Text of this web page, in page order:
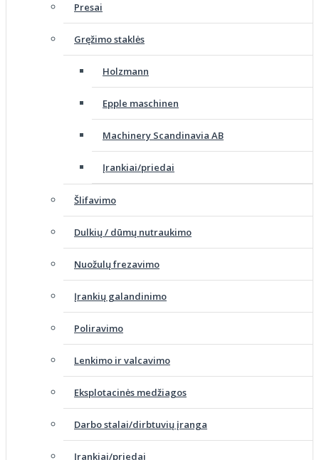
Presai
Gręžimo staklės
Holzmann
Epple maschinen
Machinery Scandinavia AB
Įrankiai/priedai
Šlifavimo
Dulkių / dūmų nutraukimo
Nuožulų frezavimo
Įrankių galandinimo
Poliravimo
Lenkimo ir valcavimo
Eksplotacinės medžiagos
Darbo stalai/dirbtuvių įranga
Įrankiai/priedai